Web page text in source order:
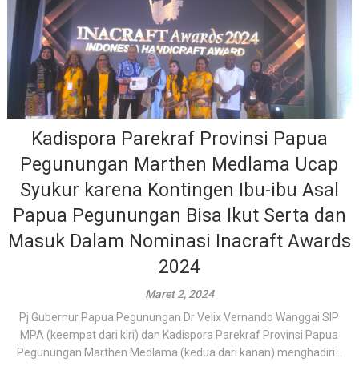
Kadispora Parekraf Provinsi Papua
Pegunungan Marthen Medlama Ucap
Syukur karena Kontingen Ibu-ibu Asal
Papua Pegunungan Bisa Ikut Serta dan
Masuk Dalam Nominasi Inacraft Awards
2024
Maret 2, 2024
Pj Gubernur Papua Pegunungan Dr Velix Vernando Wanggai SIP
MPA (keempat dari kiri) dan Kadispora Parekraf Provinsi Papua
Pegunungan Marthen Medlama (kedua dari kanan) menghadiri...